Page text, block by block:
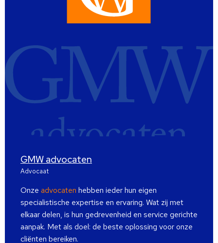
GMW advocaten
Advocaat
Onze advocaten hebben ieder hun eigen
specialistische expertise en ervaring. Wat zij met
elkaar delen, is hun gedrevenheid en service gerichte
aanpak. Met als doel: de beste oplossing voor onze
cliënten bereiken.